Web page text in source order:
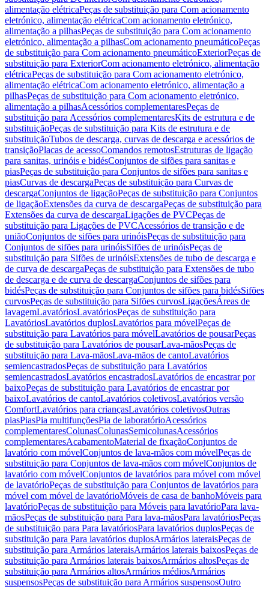
alimentação elétricaPeças de substituição para Com acionamento
eletrónico, alimentação elétricaCom acionamento eletrónico,
alimentação a pilhasPeças de substituição para Com acionamento
eletrónico, alimentação a pilhasCom acionamento pneumáticoPeças
de substituição para Com acionamento pneumáticoExteriorPeças de
substituição para ExteriorCom acionamento eletrónico, alimentação
elétricaPeças de substituição para Com acionamento eletrónico,
alimentação elétricaCom acionamento eletrónico, alimentação a
pilhasPeças de substituição para Com acionamento eletrónico,
alimentação a pilhasAcessórios complementaresPeças de
substituição para Acessórios complementaresKits de estrutura e de
substituiçãoPeças de substituição para Kits de estrutura e de
substituiçãoTubos de descarga, curvas de descarga e acessórios de
transiçãoPlacas de acessoComandos remotosEstruturas de ligação
para sanitas, urinóis e bidésConjuntos de sifões para sanitas e
piasPeças de substituição para Conjuntos de sifões para sanitas e
piasCurvas de descargaPeças de substituição para Curvas de
descargaConjuntos de ligaçãoPeças de substituição para Conjuntos
de ligaçãoExtensões da curva de descargaPeças de substituição para
Extensões da curva de descargaLigações de PVCPeças de
substituição para Ligações de PVCAcessórios de transição e de
uniãoConjuntos de sifões para urinóisPeças de substituição para
Conjuntos de sifões para urinóisSifões de urinóisPeças de
substituição para Sifões de urinóisExtensões de tubo de descarga e
de curva de descargaPeças de substituição para Extensões de tubo
de descarga e de curva de descargaConjuntos de sifões para
bidésPeças de substituição para Conjuntos de sifões para bidésSifões
curvosPeças de substituição para Sifões curvosLigaçõesÁreas de
lavagemLavatóriosLavatóriosPeças de substituição para
LavatóriosLavatórios duplosLavatórios para móvelPeças de
substituição para Lavatórios para móvelLavatórios de pousarPeças
de substituição para Lavatórios de pousarLava-mãosPeças de
substituição para Lava-mãosLava-mãos de cantoLavatórios
semiencastradosPeças de substituição para Lavatórios
semiencastradosLavatórios encastradosLavatórios de encastrar por
baixoPeças de substituição para Lavatórios de encastrar por
baixoLavatórios de cantoLavatórios coletivosLavatórios versão
ComfortLavatórios para criançasLavatórios coletivosOutras
piasPiasPia multifunçõesPia de laboratórioAcessórios
complementaresColunasColunasSemicolunasAcessórios
complementaresAcabamentoMaterial de fixaçãoConjuntos de
lavatório com móvelConjuntos de lava-mãos com móvelPeças de
substituição para Conjuntos de lava-mãos com móvelConjuntos de
lavatório com móvelConjuntos de lavatórios para móvel com móvel
de lavatórioPeças de substituição para Conjuntos de lavatórios para
móvel com móvel de lavatórioMóveis de casa de banhoMóveis para
lavatórioPeças de substituição para Móveis para lavatórioPara lava-
mãosPeças de substituição para Para lava-mãosPara lavatóriosPeças
de substituição para Para lavatóriosPara lavatórios duplosPeças de
substituição para Para lavatórios duplosArmários lateraisPeças de
substituição para Armários lateraisArmários laterais baixosPeças de
substituição para Armários laterais baixosArmários altosPeças de
substituição para Armários altosArmários médiosArmários
suspensosPeças de substituição para Armários suspensosOutro